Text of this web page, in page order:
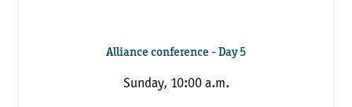
Alliance conference - Day 5
Sunday, 10:00 a.m.